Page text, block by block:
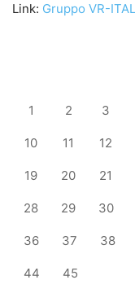
Link: Gruppo VR-
1 2 3
10 11 12
19 20 21
28 29 30
36 37 38
44 45